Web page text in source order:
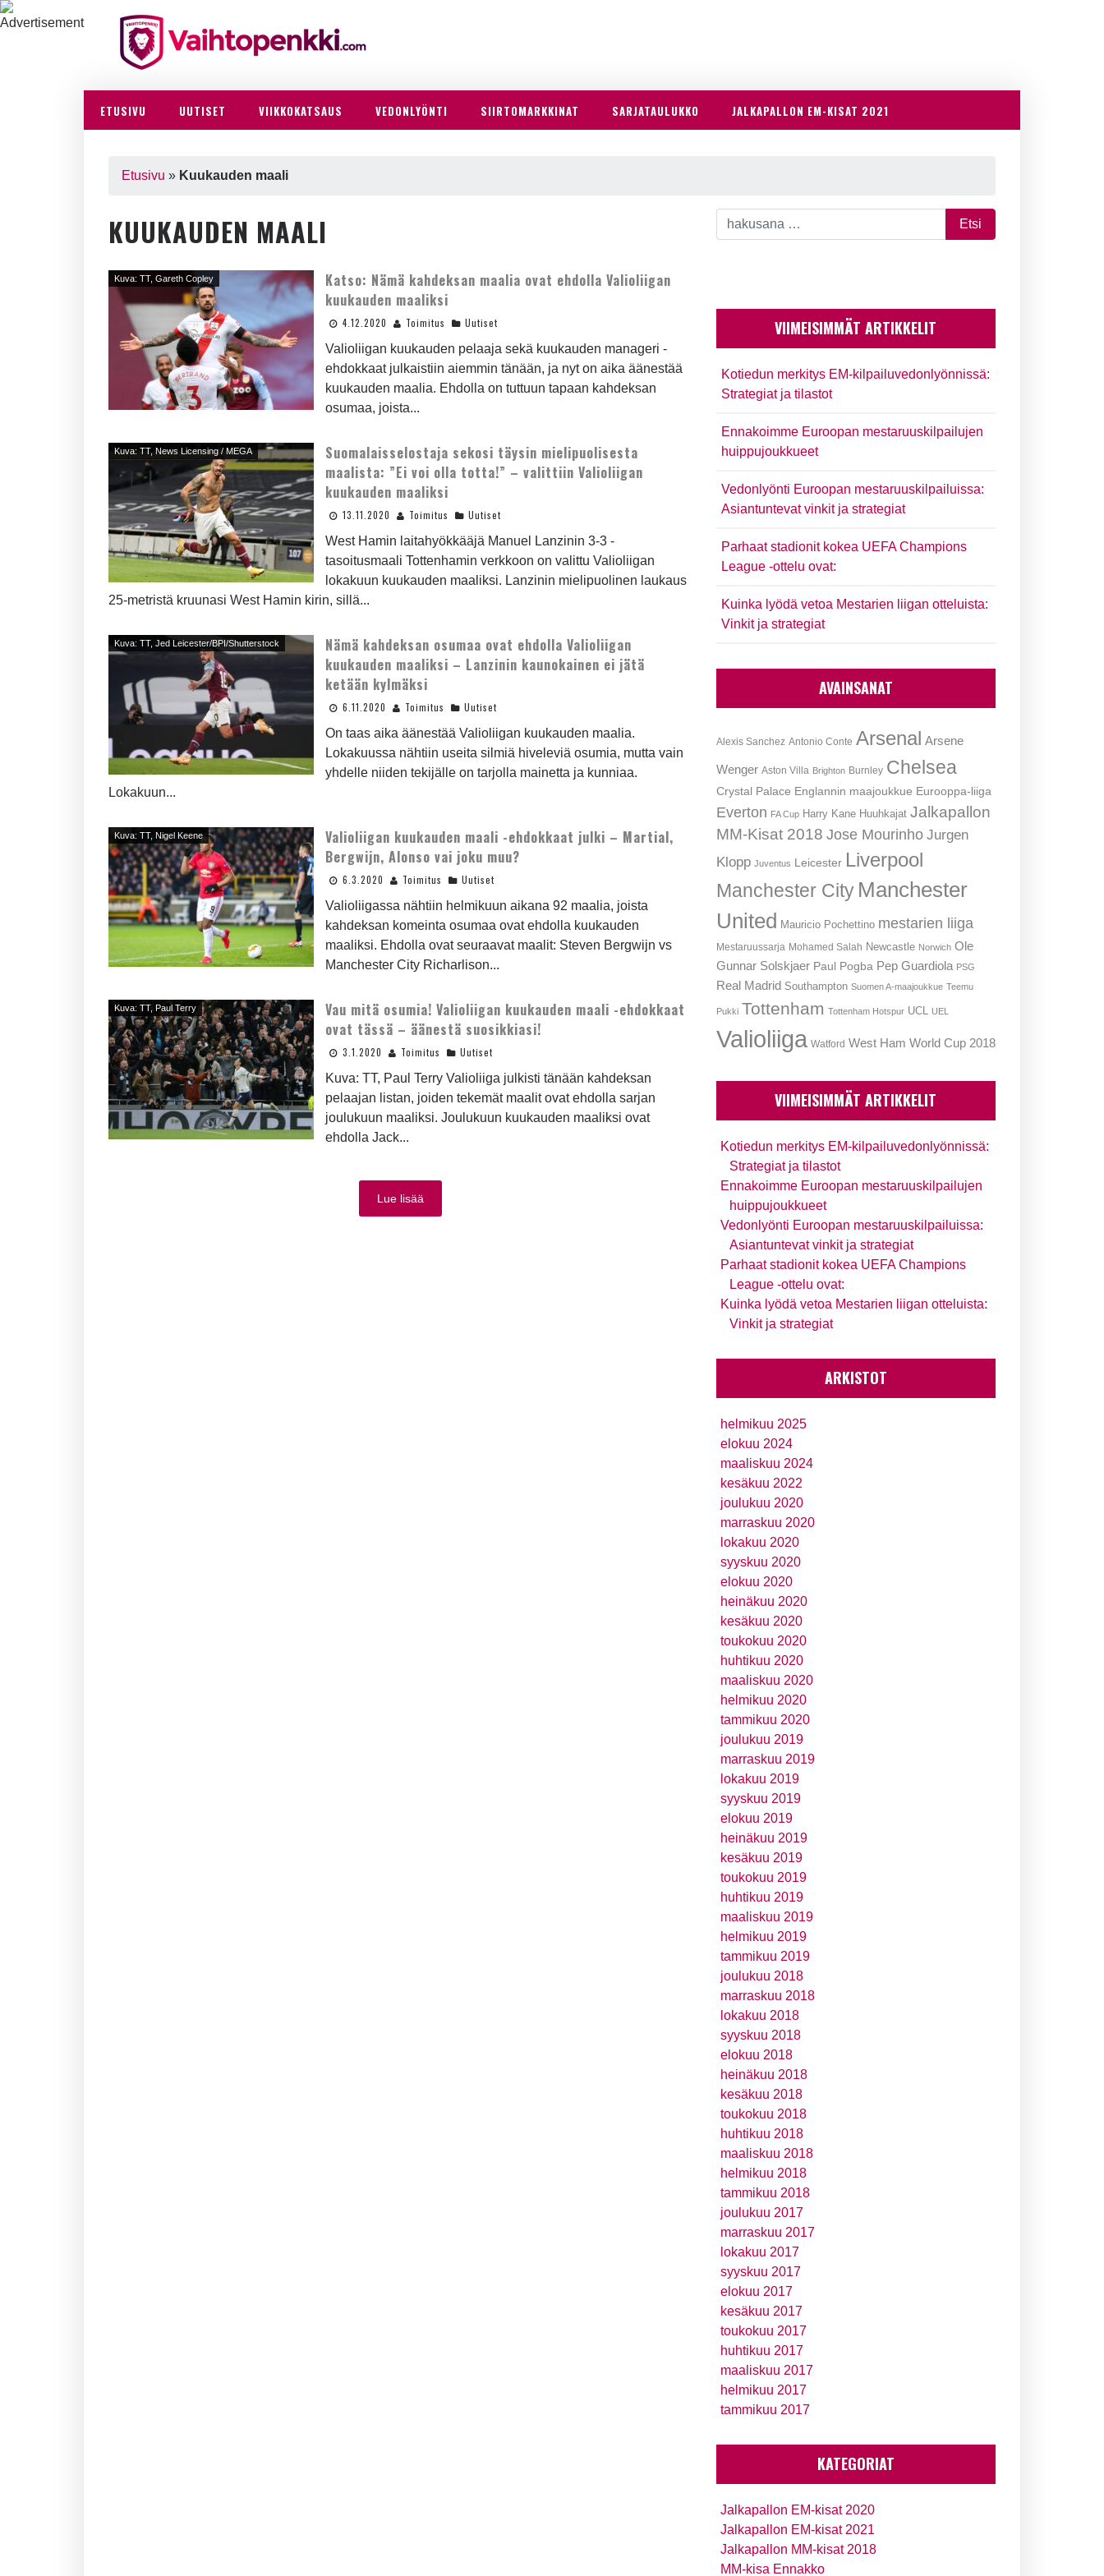
ETUSIVU UUTISET VIIKKOKATSAUS VEDONLYÖNTI SIIRTOMARKKINAT SARJATAULUKKO JALKAPALLON EM-KISAT 2021
Etusivu » Kuukauden maali
KUUKAUDEN MAALI
Kuva: TT, Gareth Copley
Katso: Nämä kahdeksan maalia ovat ehdolla Valioliigan
kuukauden maaliksi
4.12.2020 Toimitus Uutiset
Valioliigan kuukauden pelaaja sekä kuukauden manageri -
ehdokkaat julkaistiin aiemmin tänään, ja nyt on aika äänestää
kuukauden maalia. Ehdolla on tuttuun tapaan kahdeksan
osumaa, joista...
Kuva: TT, News Licensing / MEGA
Suomalaisselostaja sekosi täysin mielipuolisesta
maalista: ”Ei voi olla totta!” – valittiin Valioliigan
kuukauden maaliksi
13.11.2020 Toimitus Uutiset
West Hamin laitahyökkääjä Manuel Lanzinin 3-3 -
tasoitusmaali Tottenhamin verkkoon on valittu Valioliigan
lokakuun kuukauden maaliksi. Lanzinin mielipuolinen laukaus
25-metristä kruunasi West Hamin kirin, sillä...
Kuva: TT, Jed Leicester/BPI/Shutterstock
Nämä kahdeksan osumaa ovat ehdolla Valioliigan
kuukauden maaliksi – Lanzinin kaunokainen ei jätä
ketään kylmäksi
6.11.2020 Toimitus Uutiset
On taas aika äänestää Valioliigan kuukauden maalia.
Lokakuussa nähtiin useita silmiä hiveleviä osumia, mutta vain
yhdelle niiden tekijälle on tarjolla mainetta ja kunniaa.
Lokakuun...
Kuva: TT, Nigel Keene
Valioliigan kuukauden maali -ehdokkaat julki – Martial,
Bergwijn, Alonso vai joku muu?
6.3.2020 Toimitus Uutiset
Valioliigassa nähtiin helmikuun aikana 92 maalia, joista
kahdeksan komeinta osumaa ovat ehdolla kuukauden
maaliksi. Ehdolla ovat seuraavat maalit: Steven Bergwijn vs
Manchester City Richarlison...
Kuva: TT, Paul Terry
Vau mitä osumia! Valioliigan kuukauden maali -ehdokkaat
ovat tässä – äänestä suosikkiasi!
3.1.2020 Toimitus Uutiset
Kuva: TT, Paul Terry Valioliiga julkisti tänään kahdeksan
pelaajan listan, joiden tekemät maalit ovat ehdolla sarjan
joulukuun maaliksi. Joulukuun kuukauden maaliksi ovat
ehdolla Jack...
Lue lisää
VIIMEISIMMÄT ARTIKKELIT
Kotiedun merkitys EM-kilpailuvedonlyönnissä:
Strategiat ja tilastot
Ennakoimme Euroopan mestaruuskilpailujen
huippujoukkueet
Vedonlyönti Euroopan mestaruuskilpailuissa:
Asiantuntevat vinkit ja strategiat
Parhaat stadionit kokea UEFA Champions
League -ottelu ovat:
Kuinka lyödä vetoa Mestarien liigan otteluista:
Vinkit ja strategiat
AVAINSANAT
Alexis Sanchez Antonio Conte Arsenal Arsene
Wenger Aston Villa Brighton Burnley Chelsea
Crystal Palace Englannin maajoukkue Eurooppa-liiga
Everton FA Cup Harry Kane Huuhkajat Jalkapallon
MM-Kisat 2018 Jose Mourinho Jurgen
Klopp Juventus Leicester Liverpool
Manchester City Manchester
United
Mauricio Pochettino mestarien liiga
Mestaruussarja Mohamed Salah Newcastle Norwich Ole
Gunnar Solskjaer Paul Pogba Pep Guardiola PSG
Real Madrid Southampton Suomen A-maajoukkue Teemu
Pukki Tottenham Tottenham Hotspur UCL UEL
Valioliiga Watford West Ham World Cup 2018
VIIMEISIMMÄT ARTIKKELIT
Kotiedun merkitys EM-kilpailuvedonlyönnissä:
Strategiat ja tilastot
Ennakoimme Euroopan mestaruuskilpailujen
huippujoukkueet
Vedonlyönti Euroopan mestaruuskilpailuissa:
Asiantuntevat vinkit ja strategiat
Parhaat stadionit kokea UEFA Champions
League -ottelu ovat:
Kuinka lyödä vetoa Mestarien liigan otteluista:
Vinkit ja strategiat
ARKISTOT
helmikuu 2025
elokuu 2024
maaliskuu 2024
kesäkuu 2022
joulukuu 2020
marraskuu 2020
lokakuu 2020
syyskuu 2020
elokuu 2020
heinäkuu 2020
kesäkuu 2020
toukokuu 2020
huhtikuu 2020
maaliskuu 2020
helmikuu 2020
tammikuu 2020
joulukuu 2019
marraskuu 2019
lokakuu 2019
syyskuu 2019
elokuu 2019
heinäkuu 2019
kesäkuu 2019
toukokuu 2019
huhtikuu 2019
maaliskuu 2019
helmikuu 2019
tammikuu 2019
joulukuu 2018
marraskuu 2018
lokakuu 2018
syyskuu 2018
elokuu 2018
heinäkuu 2018
kesäkuu 2018
toukokuu 2018
huhtikuu 2018
maaliskuu 2018
helmikuu 2018
tammikuu 2018
joulukuu 2017
marraskuu 2017
lokakuu 2017
syyskuu 2017
elokuu 2017
kesäkuu 2017
toukokuu 2017
huhtikuu 2017
maaliskuu 2017
helmikuu 2017
tammikuu 2017
KATEGORIAT
Jalkapallon EM-kisat 2020
Jalkapallon EM-kisat 2021
Jalkapallon MM-kisat 2018
MM-kisa Ennakko